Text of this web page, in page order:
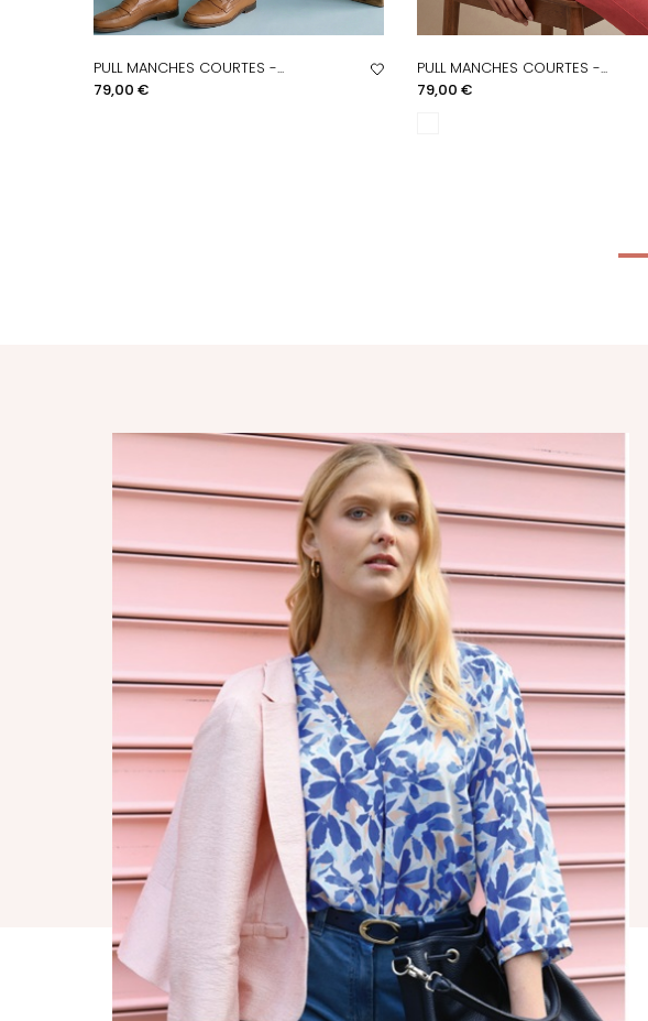
PULL MANCHES COURTES -...
Prix
79,00 €
PULL MANCHES COURTES -...
Prix
79,00 €